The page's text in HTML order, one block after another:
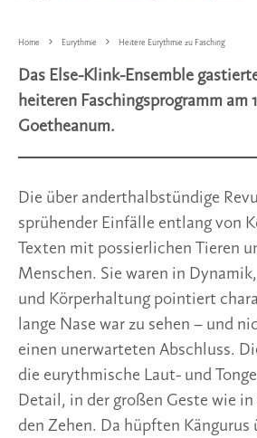
Home Eurythmie Heitere Eurythmie zu Fasching
Das Else-Klink-Ensemble
heiteren Faschingsprogramm am
Goetheanum.
Die über anderthalbstündige
sprühender Einfälle entlang von
Texten mit possierlichen Tieren
Menschen. Sie waren in
und Körperhaltung pointiert
lange Nase war zu sehen – und
einen unerwarteten Abschluss.
die eurythmische Laut- und
Detail, in der großen Geste wie in
den Zehen. Da hüpften Kängurus